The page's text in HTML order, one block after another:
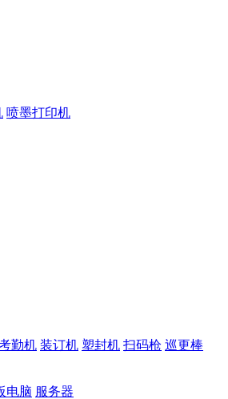
喷墨打印机
勤机 装订机 塑封机 扫码枪 巡更棒
电脑 服务器